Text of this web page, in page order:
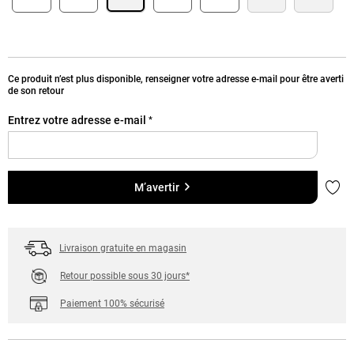
Ce produit n’est plus disponible, renseigner votre adresse e-mail pour être averti
de son retour
Entrez votre adresse e-mail *
M’avertir
Livraison gratuite en magasin
Retour possible sous 30 jours*
Paiement 100% sécurisé